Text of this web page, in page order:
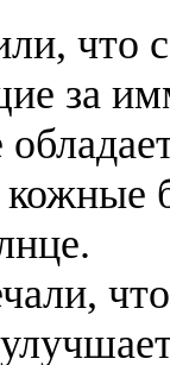
что
за